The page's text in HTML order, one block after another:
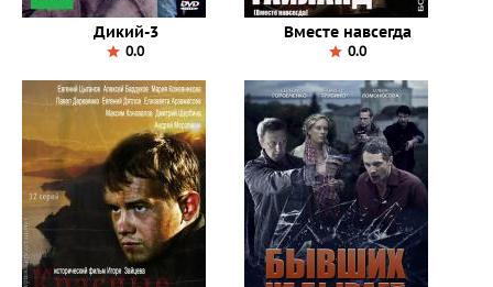
Дикий-3
0.0
Вместе навсегда
0.0